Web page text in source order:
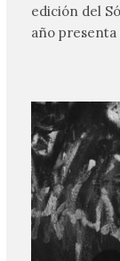
edición del
año